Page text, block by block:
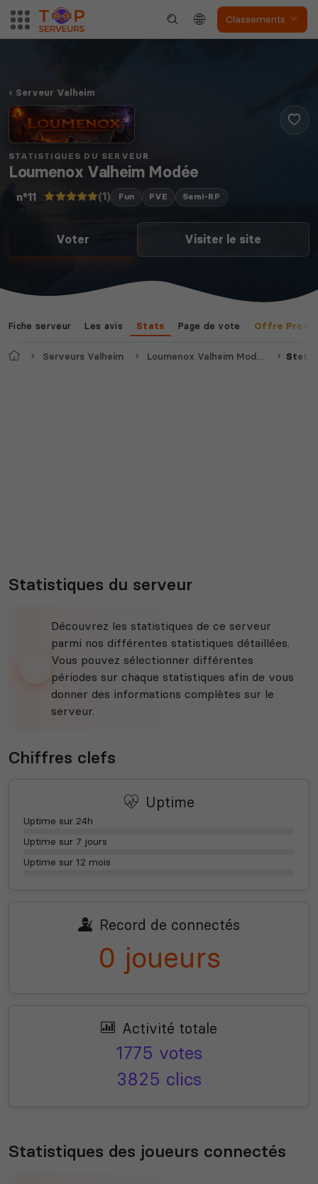
Classements
Serveur Valheim
STATISTIQUES DU SERVEUR
Loumenox Valheim Modée
n°11 (1) Fun PVE Semi-RP
Voter Visiter le site
Fiche serveur Les avis Stats Page de vote Offre
AccueilServeurs Valheim Loumenox Valheim Modée
Statistiques du serveur
Découvrez les statistiques de ce serveur
parmi nos différentes statistiques détaillées.
Vous pouvez sélectionner différentes
périodes sur chaque statistiques afin de vous
donner des informations complètes sur le
serveur.
Chiffres clefs
Uptime
Uptime sur 24h
Uptime sur 7 jours
Uptime sur 12 mois
Record de connectés
0 joueurs
Activité totale
1775 votes
3825 clics
Statistiques des joueurs connectés